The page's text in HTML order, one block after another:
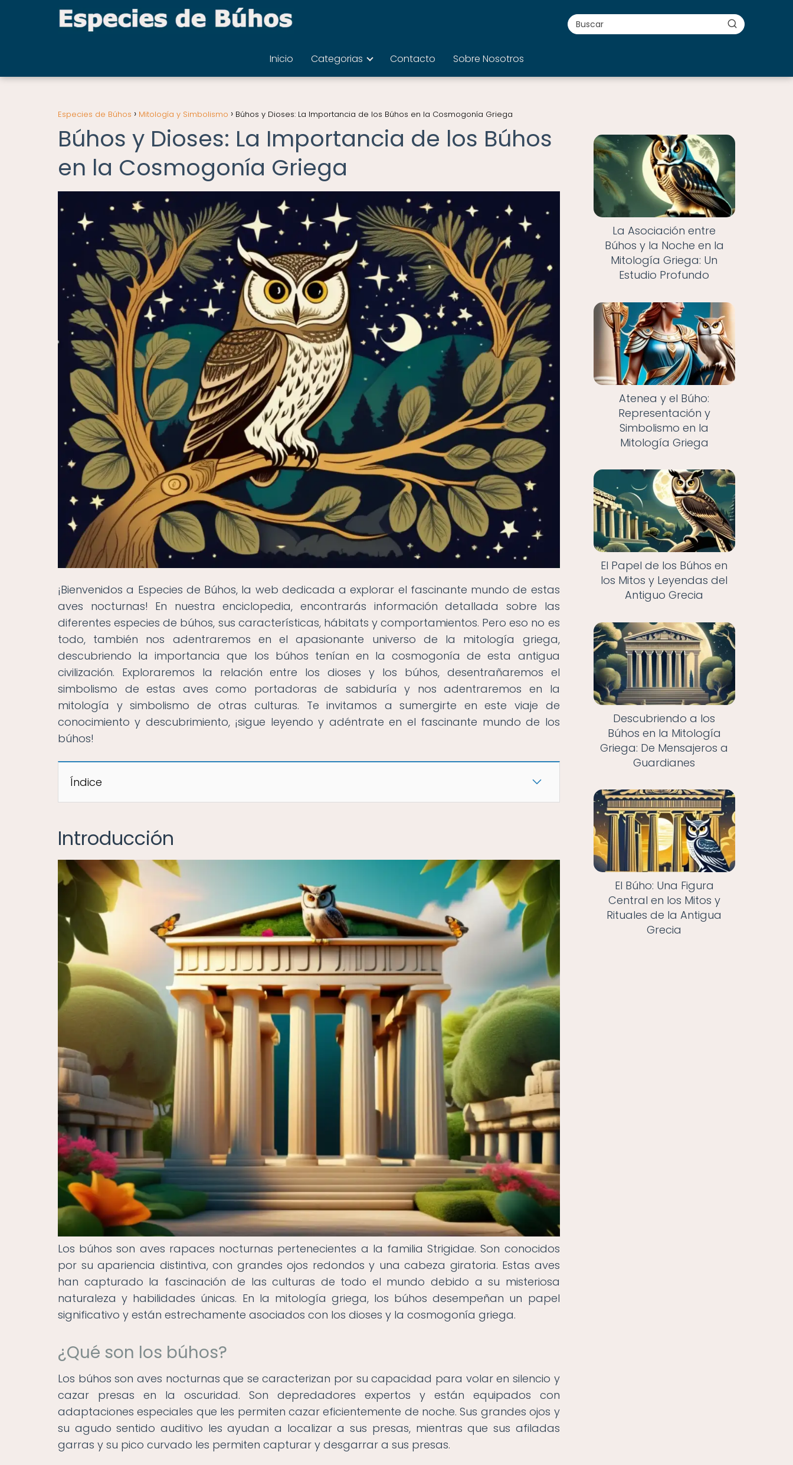
Inicio Categorias Contacto Sobre Nosotros
Especies de Búhos Mitología y Simbolismo Búhos y Dioses: La Importancia de los Búhos en la Cosmogonía Griega
Búhos y Dioses: La Importancia de los Búhos
en la Cosmogonía Griega
¡Bienvenidos a Especies de Búhos, la web dedicada a explorar el fascinante mundo de estas
aves nocturnas! En nuestra enciclopedia, encontrarás información detallada sobre las
diferentes especies de búhos, sus características, hábitats y comportamientos. Pero eso no es
todo, también nos adentraremos en el apasionante universo de la mitología griega,
descubriendo la importancia que los búhos tenían en la cosmogonía de esta antigua
civilización. Exploraremos la relación entre los dioses y los búhos, desentrañaremos el
simbolismo de estas aves como portadoras de sabiduría y nos adentraremos en la
mitología y simbolismo de otras culturas. Te invitamos a sumergirte en este viaje de
conocimiento y descubrimiento, ¡sigue leyendo y adéntrate en el fascinante mundo de los
búhos!
Índice
Introducción
Los búhos son aves rapaces nocturnas pertenecientes a la familia Strigidae. Son conocidos
por su apariencia distintiva, con grandes ojos redondos y una cabeza giratoria. Estas aves
han capturado la fascinación de las culturas de todo el mundo debido a su misteriosa
naturaleza y habilidades únicas. En la mitología griega, los búhos desempeñan un papel
significativo y están estrechamente asociados con los dioses y la cosmogonía griega.
¿Qué son los búhos?
Los búhos son aves nocturnas que se caracterizan por su capacidad para volar en silencio y
cazar presas en la oscuridad. Son depredadores expertos y están equipados con
adaptaciones especiales que les permiten cazar eficientemente de noche. Sus grandes ojos y
su agudo sentido auditivo les ayudan a localizar a sus presas, mientras que sus afiladas
garras y su pico curvado les permiten capturar y desgarrar a sus presas.
La Asociación entre
Búhos y la Noche en la
Mitología Griega: Un
Estudio Profundo
Atenea y el Búho:
Representación y
Simbolismo en la
Mitología Griega
El Papel de los Búhos en
los Mitos y Leyendas del
Antiguo Grecia
Descubriendo a los
Búhos en la Mitología
Griega: De Mensajeros a
Guardianes
El Búho: Una Figura
Central en los Mitos y
Rituales de la Antigua
Grecia